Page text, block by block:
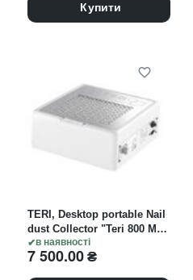
Купити
в наявності
TERI, Desktop portable Nail
dust Collector "Teri 800 M",
Витяжка настільна, біла зі
сталевою решіткою
7 500.00₴